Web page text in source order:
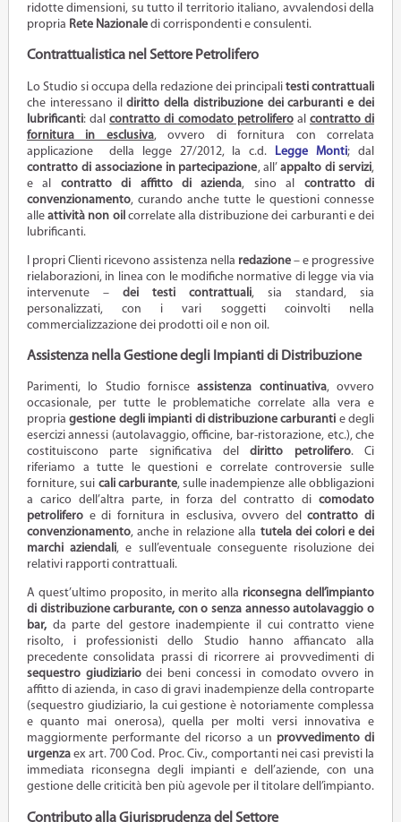
ridotte dimensioni, su tutto il territorio italiano, avvalendosi della
propria Rete Nazionaledi corrispondenti e consulenti.
Contrattualistica nel Settore Petrolifero
Lo Studio si occupa della redazione dei principalitesti contrattuali
che interessano ildiritto della distribuzione dei carburanti e dei
lubrificanti: dalcontratto di comodato petroliferoal contratto di
fornitura in esclusiva, ovvero di fornitura con correlata
applicazione della legge 27/2012, la c.d.
Legge Monti; dal
contratto di associazione in partecipazione, all’appalto di servizi,
e al contratto di affitto di azienda, sino al contratto di
convenzionamento, curando anche tutte le questioni connesse
alleattività non oil correlate alla distribuzione dei carburanti e dei
lubrificanti.
I propri Clienti ricevono assistenza nella redazione – e progressive
rielaborazioni, in linea con le modifiche normative di legge via via
intervenute – dei testi contrattuali, sia standard, sia
personalizzati, con i vari soggetti coinvolti nella
commercializzazione dei prodotti oil e non oil.
Assistenza nella Gestione degli Impianti di Distribuzione
Parimenti, lo Studio fornisceassistenza continuativa, ovvero
occasionale, per tutte le problematiche correlate alla vera e
propriagestione degli impianti di distribuzione carburanti e degli
esercizi annessi (autolavaggio, officine, bar-ristorazione, etc.), che
costituiscono parte significativa deldiritto petrolifero. Ci
riferiamo a tutte le questioni e correlate controversie sulle
forniture, sui cali carburante, sulle inadempienze alle obbligazioni
a carico dell’altra parte, in forza del contratto dicomodato
petroliferoe di fornitura in esclusiva, ovvero delcontratto di
convenzionamento, anche in relazione alla tutela dei colori e dei
marchi aziendali, e sull’eventuale conseguente risoluzione dei
relativi rapporti contrattuali.
A quest’ultimo proposito, in merito alla riconsegna dell’impianto
di distribuzione carburante, con o senza annesso autolavaggio o
bar, da parte del gestore inadempiente il cui contratto viene
risolto, i professionisti dello Studio hanno affiancato alla
precedente consolidata prassi di ricorrere ai provvedimenti di
sequestro giudiziariodei beni concessi in comodato ovvero in
affitto di azienda, in caso di gravi inadempienze della controparte
(sequestro giudiziario, la cui gestione è notoriamente complessa
e quanto mai onerosa), quella per molti versi innovativa e
maggiormente performante del ricorso a un provvedimento di
urgenzaex art. 700 Cod. Proc. Civ., comportanti nei casi previsti la
immediata riconsegna degli impianti e dell’aziende, con una
gestione delle criticità ben più agevole per il titolare dell’impianto.
Contributo alla Giurisprudenza del Settore